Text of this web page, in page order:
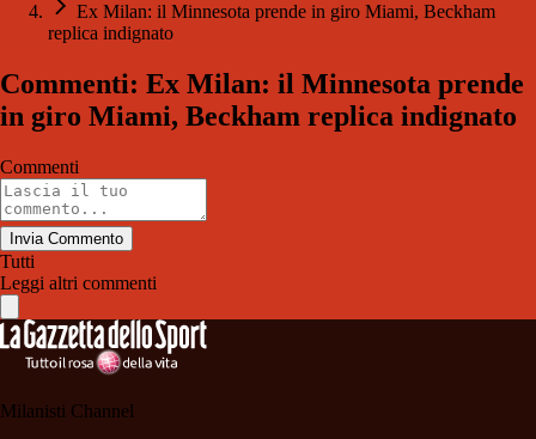
Ex Milan: il Minnesota prende in giro Miami, Beckham
replica indignato
Commenti: Ex Milan: il Minnesota prende
in giro Miami, Beckham replica indignato
Commenti
Invia Commento
Tutti
Leggi altri commenti
Milanisti Channel